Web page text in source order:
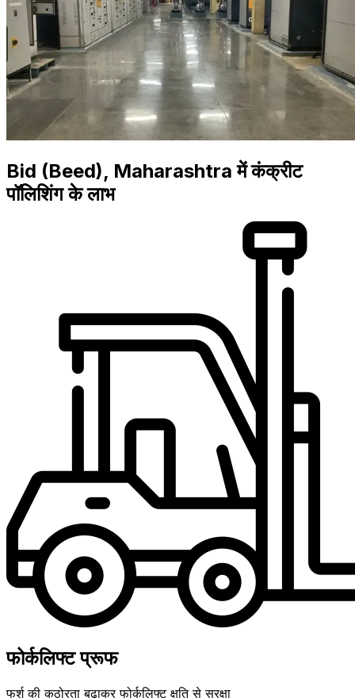
Bid (Beed), Maharashtra में कंक्रीट
पॉलिशिंग के लाभ
फोर्कलिफ्ट प्रूफ
फर्श की कठोरता बढ़ाकर फोर्कलिफ्ट क्षति से सुरक्षा